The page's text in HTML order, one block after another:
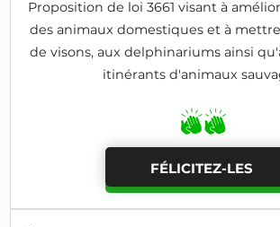
Proposition de loi 3661 visant à
des animaux domestiques et à
de visons, aux delphinariums ainsi
itinérants d'animaux
FÉLICITEZ-LES